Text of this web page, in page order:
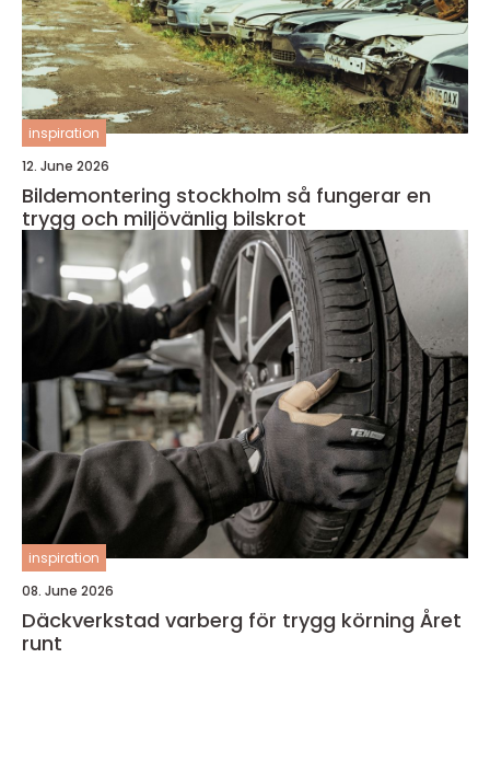
inspiration
12. June 2026
Bildemontering stockholm så fungerar en
trygg och miljövänlig bilskrot
inspiration
08. June 2026
Däckverkstad varberg för trygg körning Året
runt